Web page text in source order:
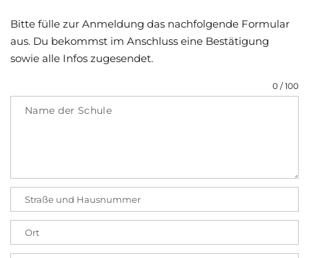
Bitte fülle zur Anmeldung das nachfolgende Formular
aus. Du bekommst im Anschluss eine Bestätigung
sowie alle Infos zugesendet.
0 / 100